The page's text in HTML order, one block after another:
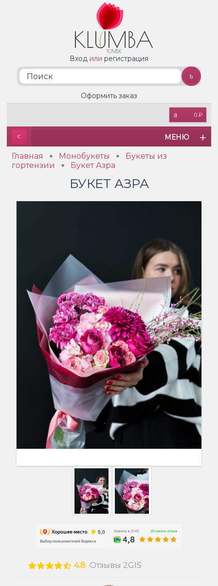
Вход или регистрация
0 ₽
Оформить заказ
МЕНЮ
Главная » Монобукеты »
Букеты из
гортензии
» Букет Азра
БУКЕТ АЗРА
4.8 Отзывы 2GIS